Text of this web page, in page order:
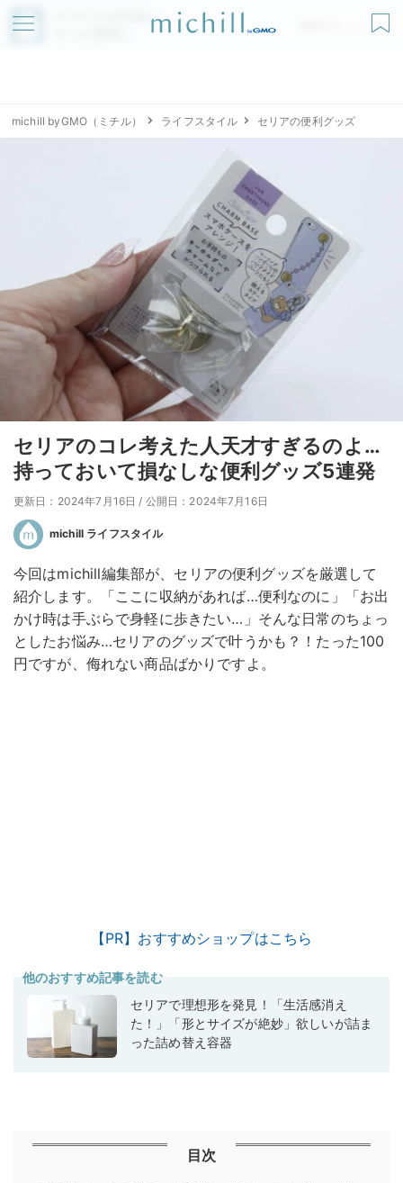
アプリでmichillが
無料ダウンロード
michill byGMO（ミチル） ライフスタイル セリアの便利グッズ
セリアのコレ考えた人天才すぎるのよ…
持っておいて損なしな便利グッズ5連発
更新日：2024年7月16日 / 公開日：2024年7月16日
michill ライフスタイル
今回はmichill編集部が、セリアの便利グッズを厳選して
紹介します。「ここに収納があれば…便利なのに」「お出
かけ時は手ぶらで身軽に歩きたい…」そんな日常のちょっ
としたお悩み…セリアのグッズで叶うかも？！たった100
円ですが、侮れない商品ばかりですよ。
【PR】おすすめショップはこちら
他のおすすめ記事を読む
セリアで理想形を発見！「生活感消え
た！」「形とサイズが絶妙」欲しいが詰ま
った詰め替え容器
目次